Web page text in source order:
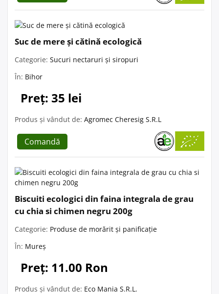
Suc de mere și cătină ecologică
Categorie: Sucuri nectaruri și siropuri
În: Bihor
Preț: 35 lei
Produs și vândut de: Agromec Cheresig S.R.L
Comandă
Biscuiti ecologici din faina integrala de grau
cu chia si chimen negru 200g
Categorie: Produse de morărit și panificație
În: Mureș
Preț: 11.00 Ron
Produs și vândut de: Eco Mania S.R.L.